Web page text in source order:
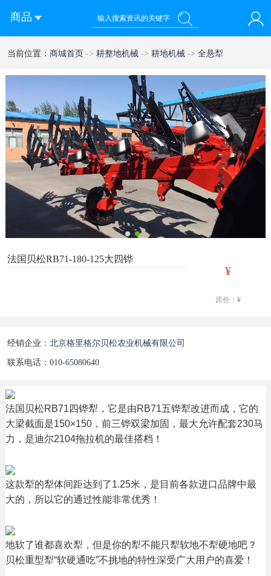
商品
您好！欢迎来到西部农机网
当前位置： 商城首页 -> 耕整地机械 -> 耕地机械 -> 全悬犁
法国贝松RB71-180-125大四铧
¥
原价：¥
经销企业： 北京格里格尔贝松农业机械有限公司
联系电话： 010-65080640
法国贝松RB71四铧犁，它是由RB71五铧犁改进而成，它的
大梁截面是150×150，前三铧双梁加固，最大允许配套230马
力，是迪尔2104拖拉机的最佳搭档！
这款犁的犁体间距达到了1.25米，是目前各款进口品牌中最
大的，所以它的通过性能非常优秀！
地软了谁都喜欢犁，但是你的犁不能只犁软地不犁硬地吧？
贝松重型犁“软硬通吃”不挑地的特性深受广大用户的喜爱！